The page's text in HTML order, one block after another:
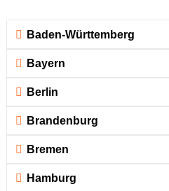
Baden-Württemberg
Bayern
Berlin
Brandenburg
Bremen
Hamburg